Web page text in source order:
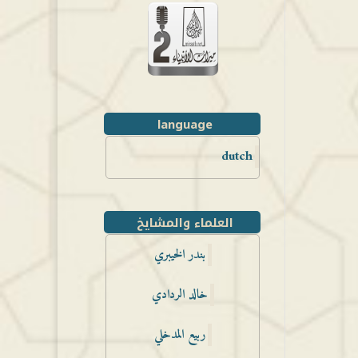
language
dutch
العلماء والمشايخ
بندر الخيبري
خالد الردادي
ربيع المدخلي